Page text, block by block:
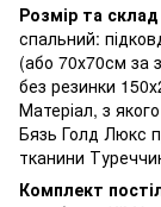
Розмір та склад
спальний:
(або 70х70см за
без резинки
Матеріал, з
Бязь Голд Люкс
тканини
Комплект